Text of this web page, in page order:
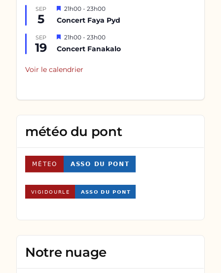
SEP
5
Mis
avant
21h00 -23h00
Concert Faya Pyd
SEP
19
Mis
avant
21h00 -23h00
Concert Fanakalo
Voir le calendrier
météo du pont
Notre nuage